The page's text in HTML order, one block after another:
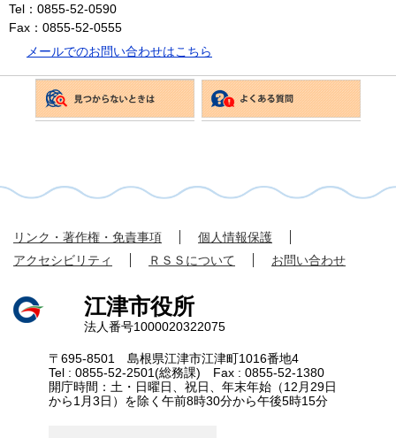
Tel：0855-52-0590
Fax：0855-52-0555
メールでのお問い合わせはこちら
リンク・著作権・免責事項
個人情報保護
アクセシビリティ
ＲＳＳについて お問い合わせ
江津市役所
法人番号1000020322075
〒695-8501 島根県江津市江津町1016番地4
Tel : 0855-52-2501(総務課) Fax : 0855-52-1380
開庁時間：土・日曜日、祝日、年末年始（12月29日
から1月3日）を除く午前8時30分から午後5時15分